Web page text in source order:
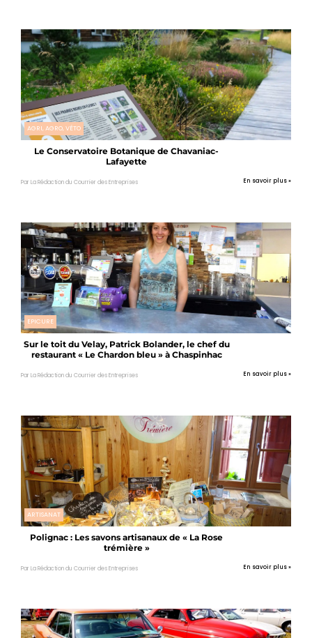
AGRI, AGRO, VÉTO
Le Conservatoire Botanique de Chavaniac-
Lafayette
Par La Rédaction du Courrier des Entreprises En savoir plus »
EPICURE
Sur le toit du Velay, Patrick Bolander, le chef du
restaurant « Le Chardon bleu » à Chaspinhac
Par La Rédaction du Courrier des Entreprises En savoir plus »
ARTISANAT
Polignac : Les savons artisanaux de « La Rose
trémière »
Par La Rédaction du Courrier des Entreprises En savoir plus »